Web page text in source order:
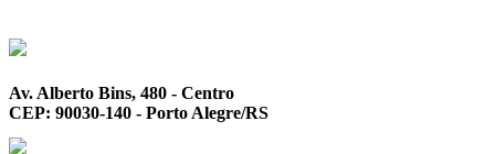
Av. Alberto Bins, 480 - Centro
CEP: 90030-140 - Porto Alegre/RS